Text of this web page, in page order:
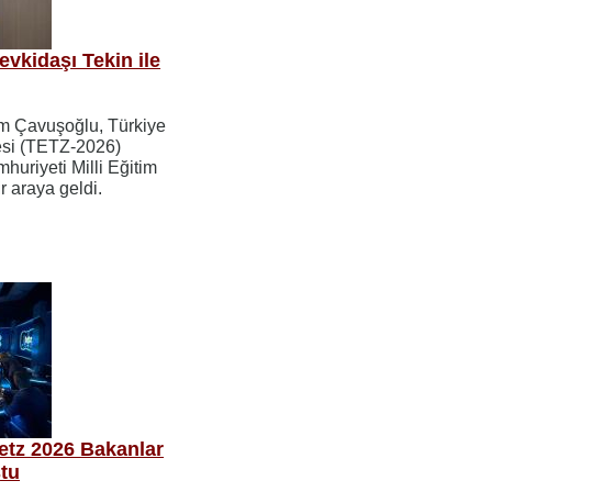
Tekin ile
Çavuşoğlu, Türkiye
(TETZ-2026)
Milli Eğitim
araya geldi.
2026 Bakanlar